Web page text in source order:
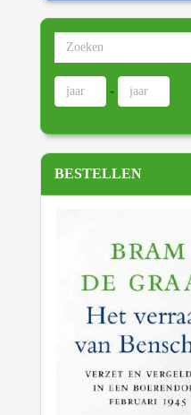
-
BESTELLEN